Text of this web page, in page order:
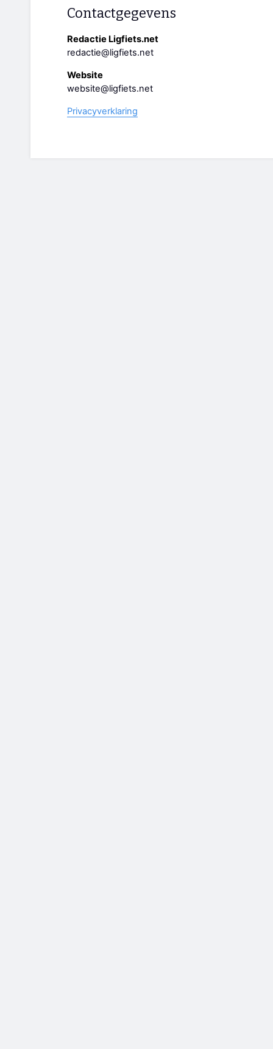
Contactgegevens
Redactie Ligfiets.net
redactie@ligfiets.net
Website
website@ligfiets.net
Privacyverklaring